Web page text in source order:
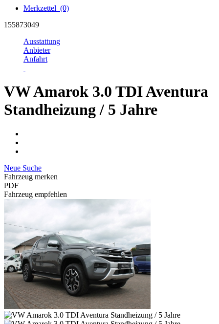
Merkzettel (0)
155873049
Ausstattung
Anbieter
Anfahrt
VW Amarok 3.0 TDI Aventura
Standheizung / 5 Jahre
Neue Suche
Fahrzeug merken
PDF
Fahrzeug empfehlen